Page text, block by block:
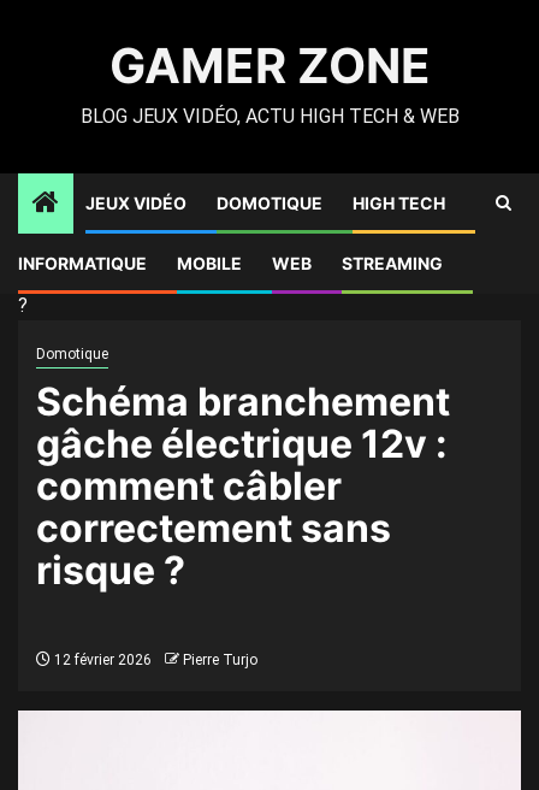
GAMER ZONE
BLOG JEUX VIDÉO, ACTU HIGH TECH & WEB
JEUX VIDÉO DOMOTIQUE HIGH TECH
INFORMATIQUE MOBILE WEB STREAMING
électrique 12v : comment câbler correctement sans risque
?
Domotique
Schéma branchement
gâche électrique 12v :
comment câbler
correctement sans
risque ?
12 février 2026 Pierre Turjo